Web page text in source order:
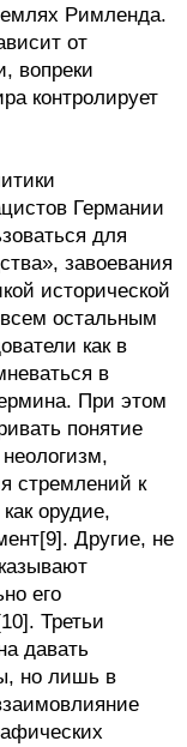
Римленда.
от
вопреки
контролирует
Германии
для
завоевания
исторической
остальным
как в
в
При этом
понятие
стремлений к
орудие,
Другие, не
его
Третьи
давать
но лишь в